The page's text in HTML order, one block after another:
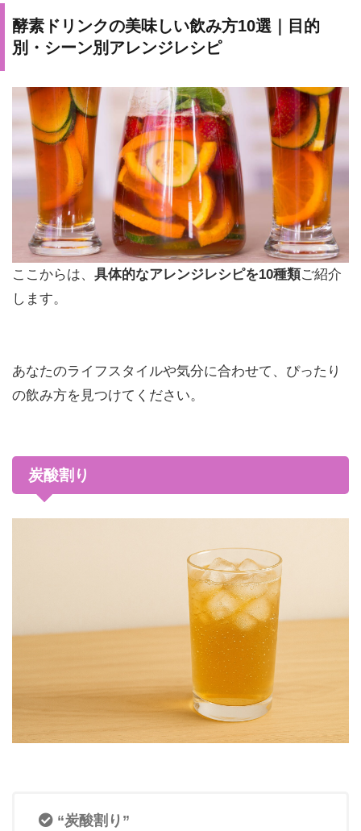
酵素ドリンクの美味しい飲み方10選｜目的
別・シーン別アレンジレシピ
ここからは、 具体的なアレンジレシピを10種類ご紹介
します。
あなたのライフスタイルや気分に合わせて、ぴったり
の飲み方を見つけてください。
炭酸割り
“炭酸割り”